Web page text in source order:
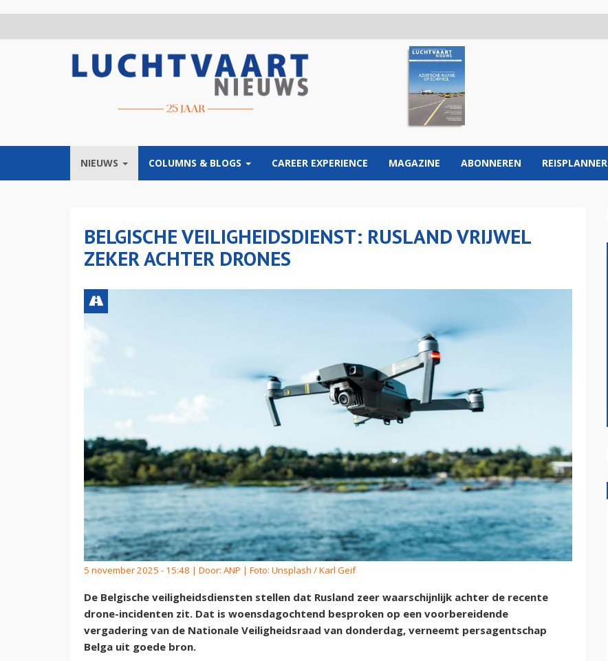
NIEUWS COLUMNS & BLOGS CAREER EXPERIENCE MAGAZINE ABONNEREN REISPLANNER
BELGISCHE VEILIGHEIDSDIENST: RUSLAND VRIJWEL
ZEKER ACHTER DRONES
5 november 2025 - 15:48 | Door: ANP | Foto: Unsplash / Karl Geif
De Belgische veiligheidsdiensten stellen dat Rusland zeer waarschijnlijk achter de recente
drone-incidenten zit. Dat is woensdagochtend besproken op een voorbereidende
vergadering van de Nationale Veiligheidsraad van donderdag, verneemt persagentschap
Belga uit goede bron.